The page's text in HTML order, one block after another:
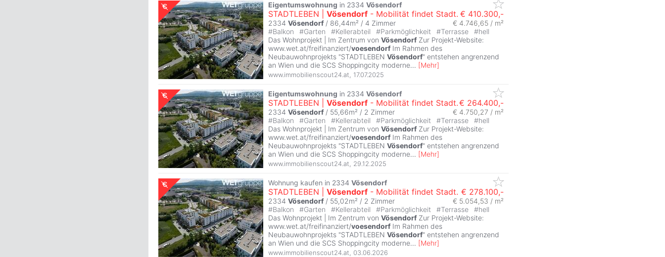
Eigentumswohnung in 2334 Vösendorf
STADTLEBEN | Vösendorf - Mobilität findet Stadt. € 410.300,-
2334 Vösendorf / 86,44m² / 4 Zimmer
€ 4.746,65 / m²
#Balkon #Garten #Kellerabteil #Parkmöglichkeit #Terrasse #hell
Das Wohnprojekt | Im Zentrum von Vösendorf Zur Projekt-Website:
www.wet.at/freifinanziert/voesendorf Im Rahmen des
Neubauwohnprojekts "STADTLEBEN Vösendorf" entstehen angrenzend
an Wien und die SCS Shoppingcity moderne... [Mehr]
www.immobilienscout24.at 17.07.2025
Eigentumswohnung in 2334 Vösendorf
STADTLEBEN | Vösendorf - Mobilität findet Stadt.€ 264.400,-
2334 Vösendorf / 55,66m² / 2 Zimmer
€ 4.750,27 / m²
#Balkon #Garten #Kellerabteil #Parkmöglichkeit #Terrasse #hell
Das Wohnprojekt | Im Zentrum von Vösendorf Zur Projekt-Website:
www.wet.at/freifinanziert/voesendorf Im Rahmen des
Neubauwohnprojekts "STADTLEBEN Vösendorf" entstehen angrenzend
an Wien und die SCS Shoppingcity moderne... [Mehr]
www.immobilienscout24.at 29.12.2025
Wohnung kaufen in 2334 Vösendorf
STADTLEBEN | Vösendorf - Mobilität findet Stadt. € 278.100,-
2334 Vösendorf / 55,02m² / 2 Zimmer
€ 5.054,53 / m²
#Balkon #Garten #Kellerabteil #Parkmöglichkeit #Terrasse #hell
Das Wohnprojekt | Im Zentrum von Vösendorf Zur Projekt-Website:
www.wet.at/freifinanziert/voesendorf Im Rahmen des
Neubauwohnprojekts "STADTLEBEN Vösendorf" entstehen angrenzend
an Wien und die SCS Shoppingcity moderne... [Mehr]
www.immobilienscout24.at 03.06.2026